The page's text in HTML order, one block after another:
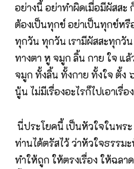
อย่างนี้ อย่าทำผิดเมื่อมีผัสสะ
ต้องเป็นทุกข์ อย่าเป็นทุกข์หรื
ทุกวัน ทุกวัน เรามีผัสสะทุกวั
ทางตา หู จมูก ลิ้น กาย ใจ แ
จมูก ทั้งลิ้น ทั้งกาย ทั้งใจ ตั้ง
นู้น ไม่มีเรื่องอะไรก็ไปเอาเ
นี่ประโยคนี้ เป็นหัวใจในพร
ท่านได้ตรัสไว้ ว่าหัวใจธรรม
ทำให้ถูก ให้ตรงเรื่อง ให้ฉล